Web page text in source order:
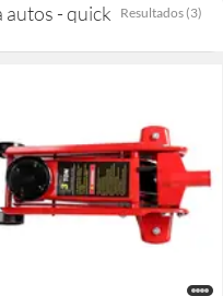
autos - quick Resultados (3)